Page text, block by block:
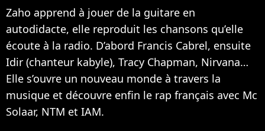
Zaho apprend à jouer de la guitare en
autodidacte, elle reproduit les chansons qu’elle
écoute à la radio. D’abord Francis Cabrel, ensuite
Idir (chanteur kabyle), Tracy Chapman, Nirvana…
Elle s’ouvre un nouveau monde à travers la
musique et découvre enfin le rap français avec Mc
Solaar, NTM et IAM.